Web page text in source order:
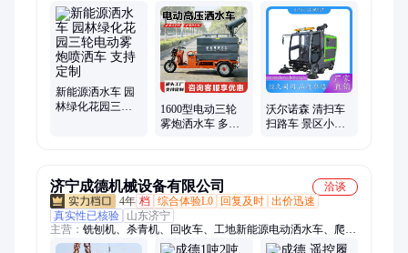
新能源洒水车 园
林绿化花园三轮
1600型电动三轮
雾炮洒水车 多功
沃尔诺森 清扫车
扫路车 景区小区
济宁成德机械设备有限公司
洽谈
4年 档 综合体验L0 回复及时 出价迅速
真实性已核验
山东济宁
主营： 铣刨机、杀青机、回收车、工地新能源电动洒水车、爬楼
机、钢管调直机